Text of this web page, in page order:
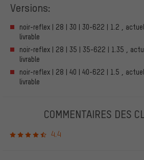
Versions:
noir-reflex | 28 | 30 | 30-622 | 1.2 ,
livrable
noir-reflex | 28 | 35 | 35-622 | 1.35 ,
livrable
noir-reflex | 28 | 40 | 40-622 | 1.5 ,
livrable
COMMENTAIRES DES
4.4